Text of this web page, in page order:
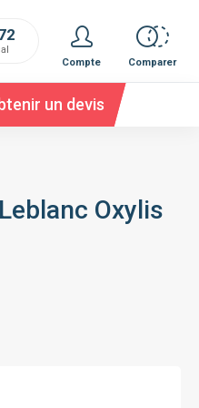
Compte
Comparer
un devis
Oxylis